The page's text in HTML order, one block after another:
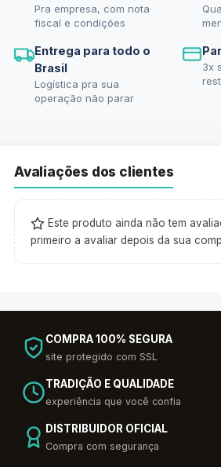
Pra empresa, com nota
fiscal e condições
Entrega para todo o
Brasil
Logística pra sua
operação não parar
3x
Avaliações dos clientes
Este produto ainda não tem
primeiro a avaliar depois da sua
COMPRA 100% SEGURA
site protegido com SSL
TRADIÇÃO E QUALIDADE
experiência que você confia
DISTRIBUIDOR OFICIAL
Compra com segurança